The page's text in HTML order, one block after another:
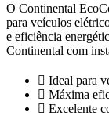
O Continental
para veículos
e eficiência
Continental com
Ideal para
Máxima
Excelente